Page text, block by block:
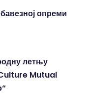
опреми
летњу
Mutual